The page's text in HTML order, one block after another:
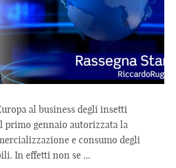
al business degli insetti
primo gennaio autorizzata la
e consumo degli
In effetti non se ...